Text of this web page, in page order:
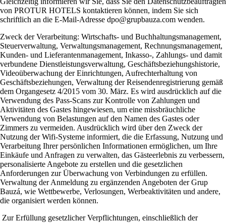
von PROTUR HOTELS kontaktieren können, indem Sie sich
schriftlich an die E-Mail-Adresse dpo@grupbauza.com wenden.
Zweck der Verarbeitung: Wirtschafts- und Buchhaltungsmanagement,
Steuerverwaltung, Verwaltungsmanagement, Rechnungsmanagement,
Kunden- und Lieferantenmanagement, Inkasso-, Zahlungs- und damit
verbundene Dienstleistungsverwaltung, Geschäftsbeziehungshistorie,
Videoüberwachung der Einrichtungen, Aufrechterhaltung von
Geschäftsbeziehungen, Verwaltung der Reisendenregistrierung gemäß
dem Organgesetz 4/2015 vom 30. März. Es wird ausdrücklich auf die
Verwendung des Pass-Scans zur Kontrolle von Zahlungen und
Aktivitäten des Gastes hingewiesen, um eine missbräuchliche
Verwendung von Belastungen auf den Namen des Gastes oder
Zimmers zu vermeiden. Ausdrücklich wird über den Zweck der
Nutzung der Wifi-Systeme informiert, die die Erfassung, Nutzung und
Verarbeitung Ihrer persönlichen Informationen ermöglichen, um Ihre
Einkäufe und Anfragen zu verwalten, das Gästeerlebnis zu verbessern,
personalisierte Angebote zu erstellen und die gesetzlichen
Anforderungen zur Überwachung von Verbindungen zu erfüllen.
Verwaltung der Anmeldung zu ergänzenden Angeboten der Grup
Bauzá, wie Wettbewerbe, Verlosungen, Werbeaktivitäten und andere,
die organisiert werden können.
Zur Erfüllung gesetzlicher Verpflichtungen, einschließlich der